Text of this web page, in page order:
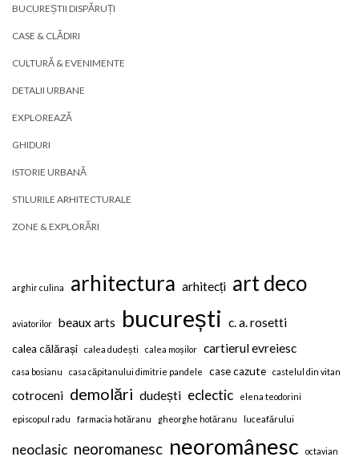
BUCUREȘTII DISPĂRUȚI
CASE & CLĂDIRI
CULTURĂ & EVENIMENTE
DETALII URBANE
EXPLOREAZĂ
GHIDURI
ISTORIE URBANĂ
STILURILE ARHITECTURALE
ZONE & EXPLORĂRI
arghir culina arhitectura arhitecți art deco
aviatorilor beaux arts bucurești c. a. rosetti
calea călărași calea dudești calea moșilor cartierul evreiesc
casa bosianu casa căpitanului dimitrie pandele case cazute castelul din vitan
cotroceni demolări dudești eclectic elena teodorini
episcopul radu farmacia hotăranu gheorghe hotăranu luceafărului
neoclasic neoromanesc neoromânesc octavian